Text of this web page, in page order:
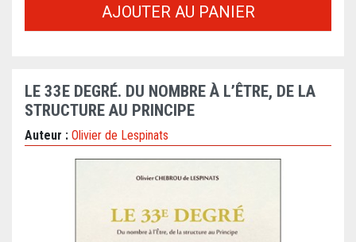
AJOUTER AU PANIER
LE 33E DEGRÉ. DU NOMBRE À L’ÊTRE, DE LA
STRUCTURE AU PRINCIPE
Auteur : Olivier de Lespinats